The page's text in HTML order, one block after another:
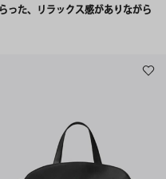
った、リラックス感がありながら